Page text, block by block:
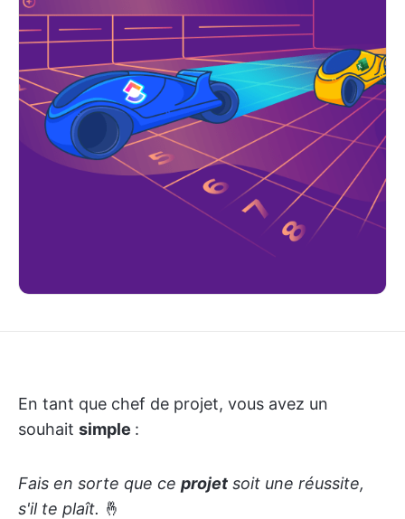
En tant que chef de projet, vous avez un
souhait simple :
Fais en sorte que ce projet soit une réussite,
s'il te plaît. 🤞